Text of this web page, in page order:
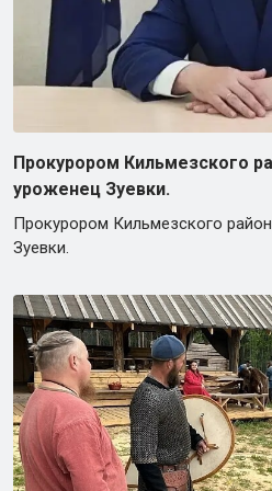
Прокурором Кильмезского
уроженец Зуевки.
Прокурором Кильмезского
Зуевки.